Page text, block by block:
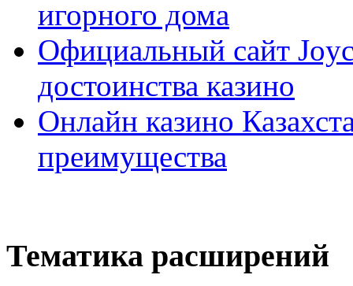
игорного дома
Официальный сайт
достоинства казино
Онлайн казино
преимущества
Тематика расширений